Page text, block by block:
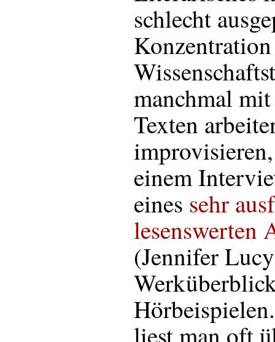
schlecht
manchmal
Texten
einem
eines sehr
lesenswerten
(Jennifer
liest man oft